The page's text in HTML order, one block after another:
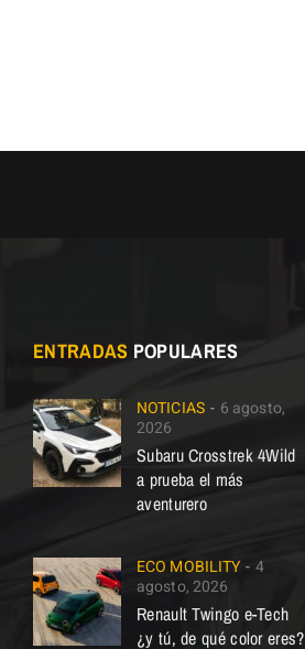
ENTRADAS POPULARES
NOTICIAS
6 agosto,
2026
Subaru Crosstrek 4Wild
a prueba el más
aventurero
ECO MOBILITY
4
agosto, 2026
Renault Twingo e-Tech
¿y tú, de qué color eres?